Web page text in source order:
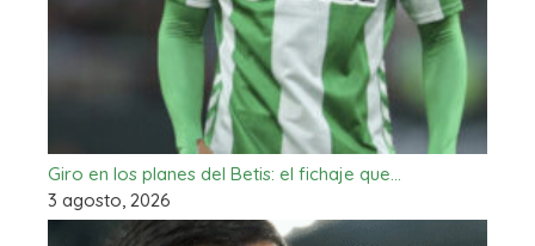
Giro en los planes del Betis: el fichaje que…
3 agosto, 2026